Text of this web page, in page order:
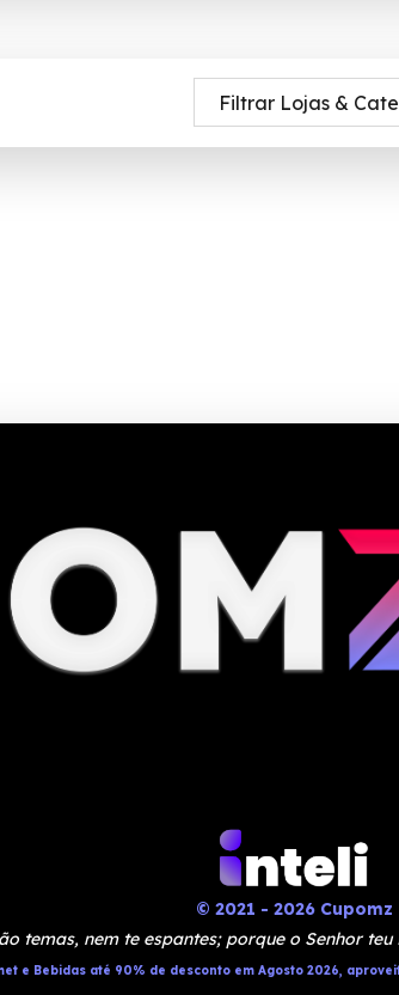
Filtrar Lojas &
© 2021 - 2026 Cupomz
temas, nem te espantes; porque o Senhor
e Bebidas até 90% de desconto em Agosto 2026,